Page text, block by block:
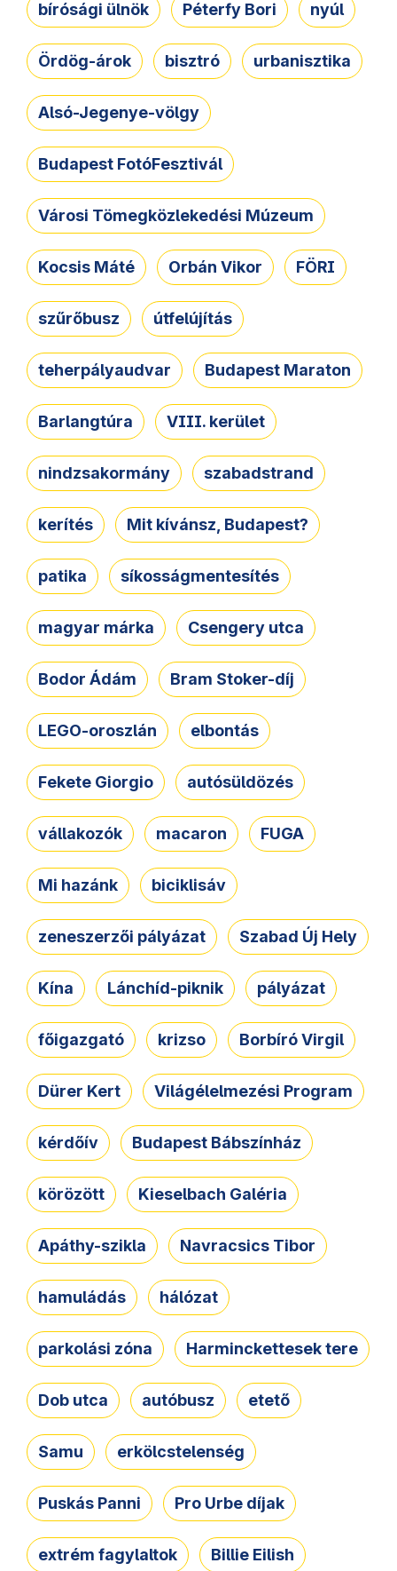
bírósági ülnök Péterfy Bori nyúl
Ördög-árok bisztró urbanisztika
Alsó-Jegenye-völgy
Budapest FotóFesztivál
Városi Tömegközlekedési Múzeum
Kocsis Máté Orbán Vikor FÖRI
szűrőbusz útfelújítás
teherpályaudvar Budapest Maraton
Barlangtúra VIII. kerület
nindzsakormány szabadstrand
kerítés Mit kívánsz, Budapest?
patika síkosságmentesítés
magyar márka Csengery utca
Bodor Ádám Bram Stoker-díj
LEGO-oroszlán elbontás
Fekete Giorgio autósüldözés
vállakozók macaron FUGA
Mi hazánk biciklisáv
zeneszerzői pályázat Szabad Új Hely
Kína Lánchíd-piknik pályázat
főigazgató krizso Borbíró Virgil
Dürer Kert Világélelmezési Program
kérdőív Budapest Bábszínház
körözött Kieselbach Galéria
Apáthy-szikla Navracsics Tibor
hamuládás hálózat
parkolási zóna Harminckettesek tere
Dob utca autóbusz etető
Samu erkölcstelenség
Puskás Panni Pro Urbe díjak
extrém fagylaltok Billie Eilish